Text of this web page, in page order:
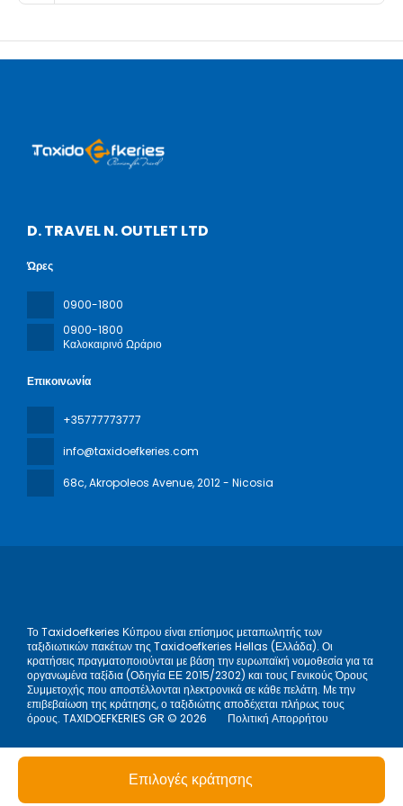
Επιλογές κράτησης
D. TRAVEL N. OUTLET LTD
Επικοινωνία
+35777773777
info@taxidoefkeries.com
68c, Akropoleos Avenue, 2012 - Nicosia
Ώρες
0900-1800
0900-1800
Καλοκαιρινό Ωράριο
Το Taxidoefkeries Κύπρου είναι επίσημος μεταπωλητής των
ταξιδιωτικών πακέτων της Taxidoefkeries Hellas (Ελλάδα). Οι
κρατήσεις πραγματοποιούνται με βάση την ευρωπαϊκή νομοθεσία για τα
οργανωμένα ταξίδια (Οδηγία ΕΕ 2015/2302) και τους Γενικούς Όρους
Συμμετοχής που αποστέλλονται ηλεκτρονικά σε κάθε πελάτη. Με την
επιβεβαίωση της κράτησης, ο ταξιδιώτης αποδέχεται πλήρως τους
όρους. TAXIDOEFKERIES GR © 2026
Πολιτική Απορρήτου